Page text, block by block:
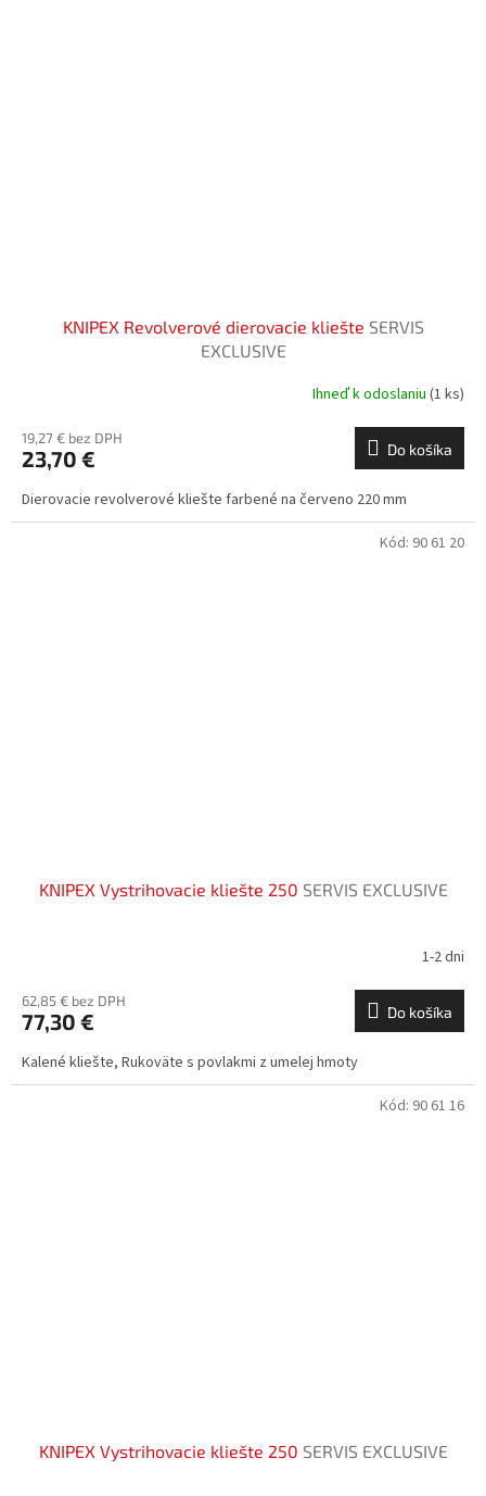
KNIPEX Revolverové dierovacie kliešte SERVIS
EXCLUSIVE
Ihneď k odoslaniu (1 ks)
19,27 € bez DPH
23,70 € Do košíka
Dierovacie revolverové kliešte farbené na červeno 220 mm
KNIPEX Vystrihovacie kliešte 250 SERVIS EXCLUSIVE
1-2 dni
62,85 € bez DPH
77,30 € Do košíka
Kalené kliešte, Rukoväte s povlakmi z umelej hmoty
Kód: 90 61 20
KNIPEX Vystrihovacie kliešte 250 SERVIS EXCLUSIVE
Kód: 90 61 16